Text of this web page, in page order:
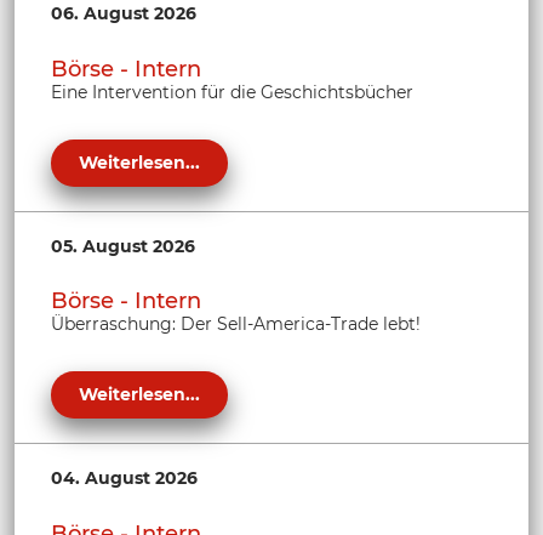
06. August 2026
Börse - Intern
Eine Intervention für die Geschichtsbücher
Weiterlesen...
05. August 2026
Börse - Intern
Überraschung: Der Sell-America-Trade lebt!
Weiterlesen...
04. August 2026